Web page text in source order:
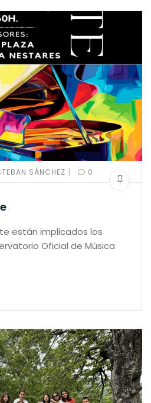
SÁNCHEZ | 0
están implicados los
Oficial de Música